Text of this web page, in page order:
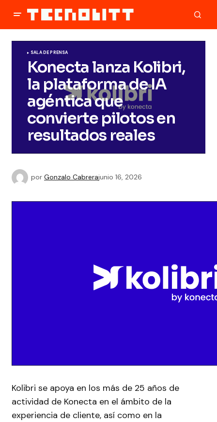
SALA DE PRENSA
Konecta lanza Kolibri,
la plataforma de IA
agéntica que
convierte pilotos en
resultados reales
por Gonzalo Cabrerajunio 16, 2026
Kolibri se apoya en los más de 25 años de
actividad de Konecta en el ámbito de la
experiencia de cliente, así como en la